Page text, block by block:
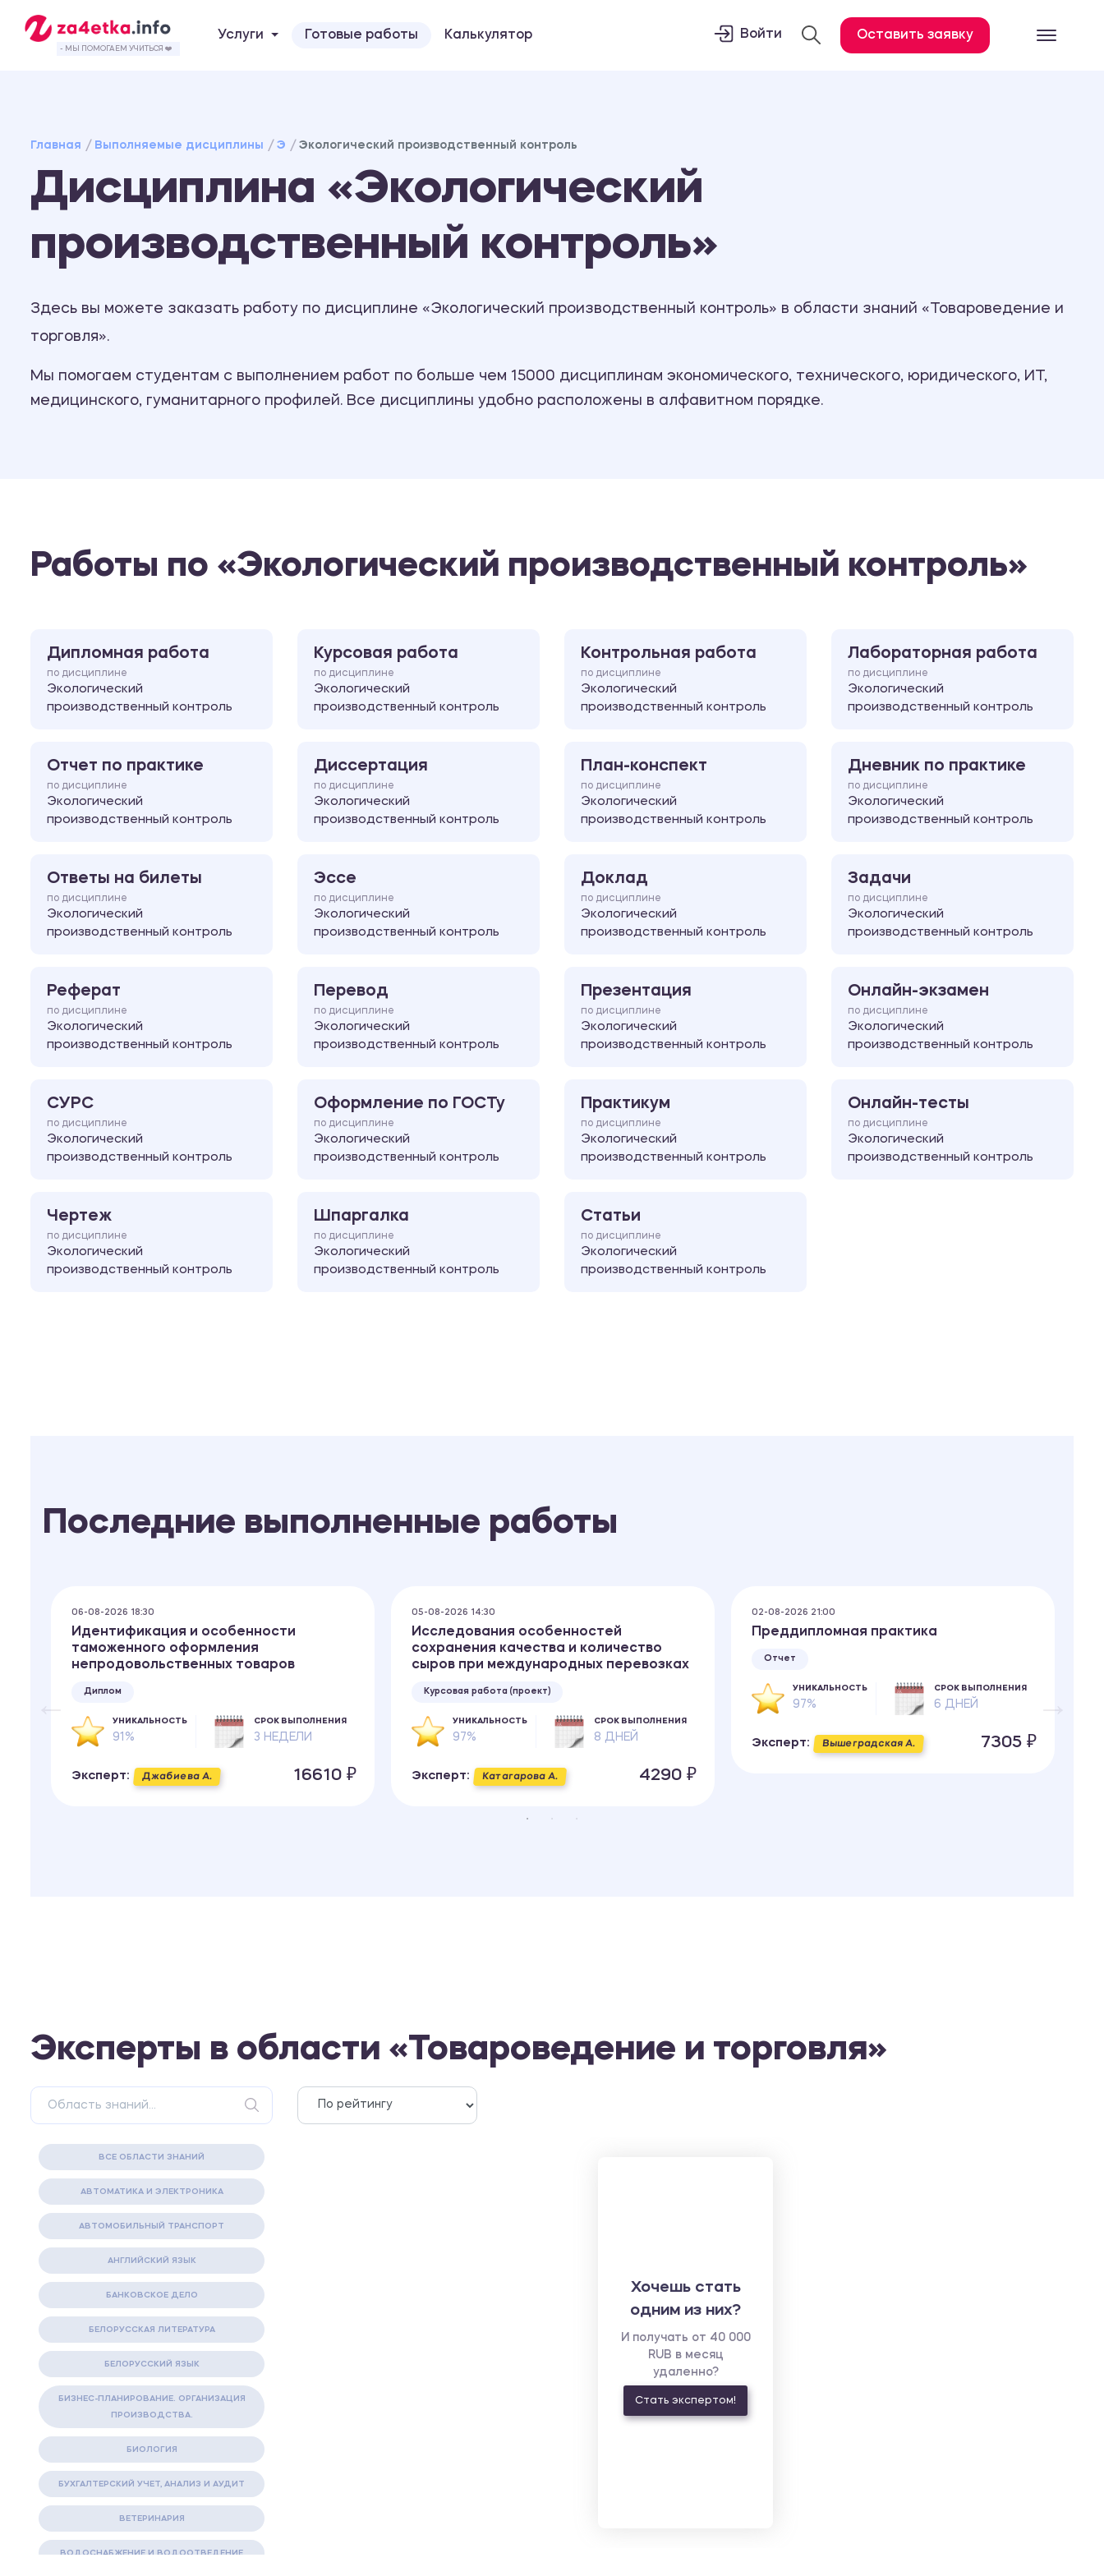
Ответы на билеты
- МЫ ПОМОГАЕМ УЧИТЬСЯ ❤️
Услуги Готовые работы Калькулятор Войти Оставить заявку
Главная Выполняемые дисциплины Э Экологический производственный контроль
Дисциплина «Экологический
производственный контроль»
Здесь вы можете заказать работу по дисциплине «Экологический производственный контроль» в области знаний «Товароведение и
торговля».
Мы помогаем студентам с выполнением работ по больше чем 15000 дисциплинам экономического, технического, юридического, ИТ,
медицинского, гуманитарного профилей. Все дисциплины удобно расположены в алфавитном порядке.
Работы по «Экологический производственный контроль»
Дипломная работа
по дисциплине
Экологический
производственный контроль
Курсовая работа
по дисциплине
Экологический
производственный контроль
Контрольная работа
по дисциплине
Экологический
производственный контроль
Лабораторная работа
по дисциплине
Экологический
производственный контроль
Отчет по практике
по дисциплине
Экологический
производственный контроль
Диссертация
по дисциплине
Экологический
производственный контроль
План-конспект
по дисциплине
Экологический
производственный контроль
Дневник по практике
по дисциплине
Экологический
производственный контроль
Ответы на билеты
по дисциплине
Экологический
производственный контроль
Эссе
по дисциплине
Экологический
производственный контроль
Доклад
по дисциплине
Экологический
производственный контроль
Задачи
по дисциплине
Экологический
производственный контроль
Реферат
по дисциплине
Экологический
производственный контроль
Перевод
по дисциплине
Экологический
производственный контроль
Презентация
по дисциплине
Экологический
производственный контроль
Онлайн-экзамен
по дисциплине
Экологический
производственный контроль
СУРС
по дисциплине
Экологический
производственный контроль
Оформление по ГОСТу
по дисциплине
Экологический
производственный контроль
Практикум
по дисциплине
Экологический
производственный контроль
Онлайн-тесты
по дисциплине
Экологический
производственный контроль
Чертеж
по дисциплине
Экологический
производственный контроль
Шпаргалка
по дисциплине
Экологический
производственный контроль
Статьи
по дисциплине
Экологический
производственный контроль
Последние выполненные работы
06-08-2026 18:30
Идентификация и особенности
таможенного оформления
непродовольственных товаров
Диплом
УНИКАЛЬНОСТЬ
91%
СРОК ВЫПОЛНЕНИЯ
3 НЕДЕЛИ
Эксперт: Джабиева А. 16610 ₽
05-08-2026 14:30
Исследования особенностей
сохранения качества и количество
сыров при международных перевозках
Курсовая работа (проект)
УНИКАЛЬНОСТЬ
97%
СРОК ВЫПОЛНЕНИЯ
8 ДНЕЙ
Эксперт: Катагарова А. 4290 ₽
02-08-2026 21:00
Преддипломная практика
Отчет
УНИКАЛЬНОСТЬ
97%
СРОК ВЫПОЛНЕНИЯ
6 ДНЕЙ
Эксперт: Вышеградская А. 7305 ₽
Эксперты в области «Товароведение и торговля»
ВСЕ ОБЛАСТИ ЗНАНИЙ
АВТОМАТИКА И ЭЛЕКТРОНИКА
АВТОМОБИЛЬНЫЙ ТРАНСПОРТ
АНГЛИЙСКИЙ ЯЗЫК
БАНКОВСКОЕ ДЕЛО
БЕЛОРУССКАЯ ЛИТЕРАТУРА
БЕЛОРУССКИЙ ЯЗЫК
БИЗНЕС-ПЛАНИРОВАНИЕ. ОРГАНИЗАЦИЯ
ПРОИЗВОДСТВА.
БИОЛОГИЯ
БУХГАЛТЕРСКИЙ УЧЕТ, АНАЛИЗ И АУДИТ
ВЕТЕРИНАРИЯ
ВОДОСНАБЖЕНИЕ И ВОДООТВЕДЕНИЕ
Хочешь стать
одним из них?
И получать от 40 000
RUB в месяц
удаленно?
Стать экспертом!